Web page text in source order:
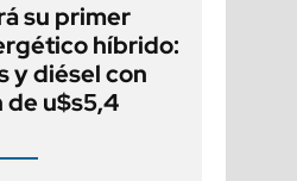
su primer
híbrido:
y diésel con
de u$s5,4